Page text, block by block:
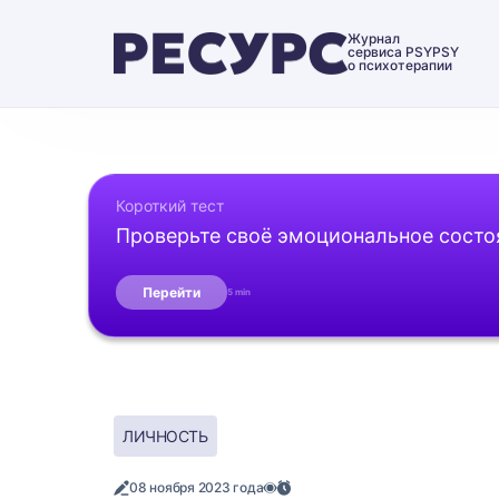
Журнал
сервиса PSYPSY
о психотерапии
Короткий тест
Проверьте своё эмоциональное
Перейти 5 min
ЛИЧНОСТЬ
08 ноября 2023 года